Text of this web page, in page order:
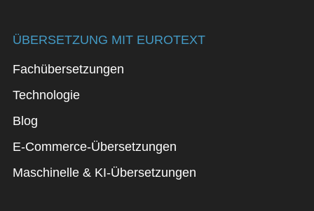
ÜBERSETZUNG MIT EUROTEXT
Fachübersetzungen
Technologie
Blog
E-Commerce-Übersetzungen
Maschinelle & KI-Übersetzungen